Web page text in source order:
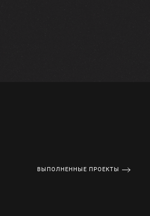
ВЫПОЛНЕННЫЕ ПРОЕКТЫ